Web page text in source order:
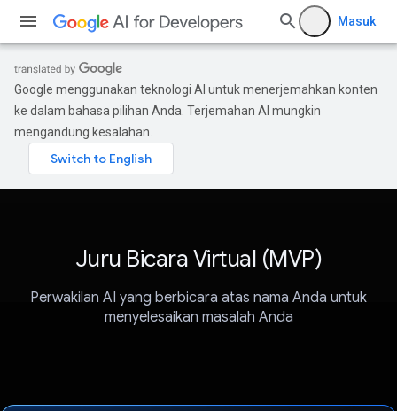
Masuk
Google menggunakan teknologi AI untuk menerjemahkan konten
ke dalam bahasa pilihan Anda. Terjemahan AI mungkin
mengandung kesalahan.
Juru Bicara Virtual (MVP)
Perwakilan AI yang berbicara atas nama Anda untuk
menyelesaikan masalah Anda